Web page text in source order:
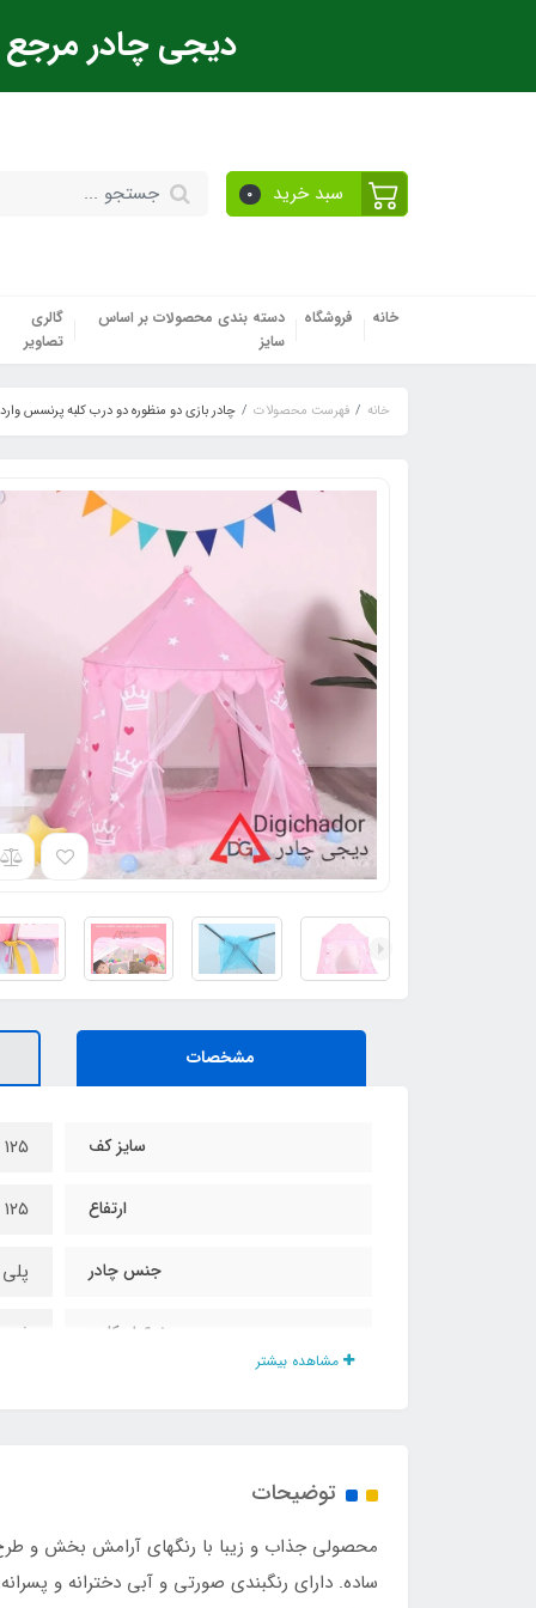
دیجی چادر مرجع
سبد خرید 0
خانه فروشگاه
دسته بندی محصولات بر اساس
سایز
گالری
تصاویر
خانه فهرست محصولات چادر بازی دو منظوره دو درب کلبه پرنسس
مشخصات
سایز کف ۱۲۵ در ۱۰۵ سانت
ارتفاع ۱۲۵ سانت
جنس چادر
نوع اسکلت
کشور تولید کننده
مشاهده بیشتر
توضیحات
محصولی جذاب و زیبا با رنگهای آرامش بخش و
ساده. دارای رنگبندی صورتی و آبی دخترانه و